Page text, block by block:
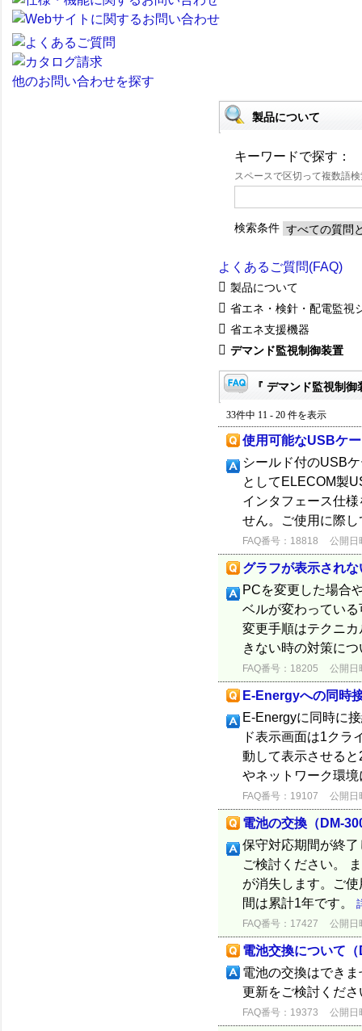
他のお問い合わせを探す
製品について
キーワードで探す：
スペースで区切って複数語
検索条件
よくあるご質問(FAQ)
製品について
省エネ・検針・配電監視
省エネ支援機器
デマンド監視制御装置
『 デマンド監視制
33件中 11 - 20 件を表示
使用可能なUSBケ
シールド付のUSB
としてELECOM製
インタフェース仕
せん。ご使用に際
FAQ番号：18818 公開日
グラフが表示され
PCを変更した場合
ベルが変わってい
変更手順はテクニ
きない時の対策に
FAQ番号：18205 公開日
E-Energyへの同時
E-Energyに同時に
ド表示画面は1クラ
動して表示させる
やネットワーク環
FAQ番号：19107 公開日
電池の交換（DM-
保守対応期間が終
ご検討ください。
が消失します。ご
間は累計1年です。
FAQ番号：17427 公開日
電池交換について
電池の交換はでき
更新をご検討くだ
FAQ番号：19373 公開日